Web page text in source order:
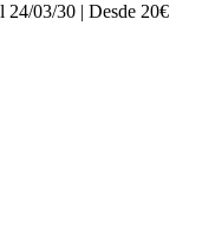
03/30 | Desde 20€